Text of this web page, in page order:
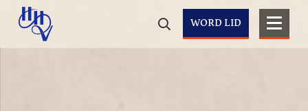
WORD LID